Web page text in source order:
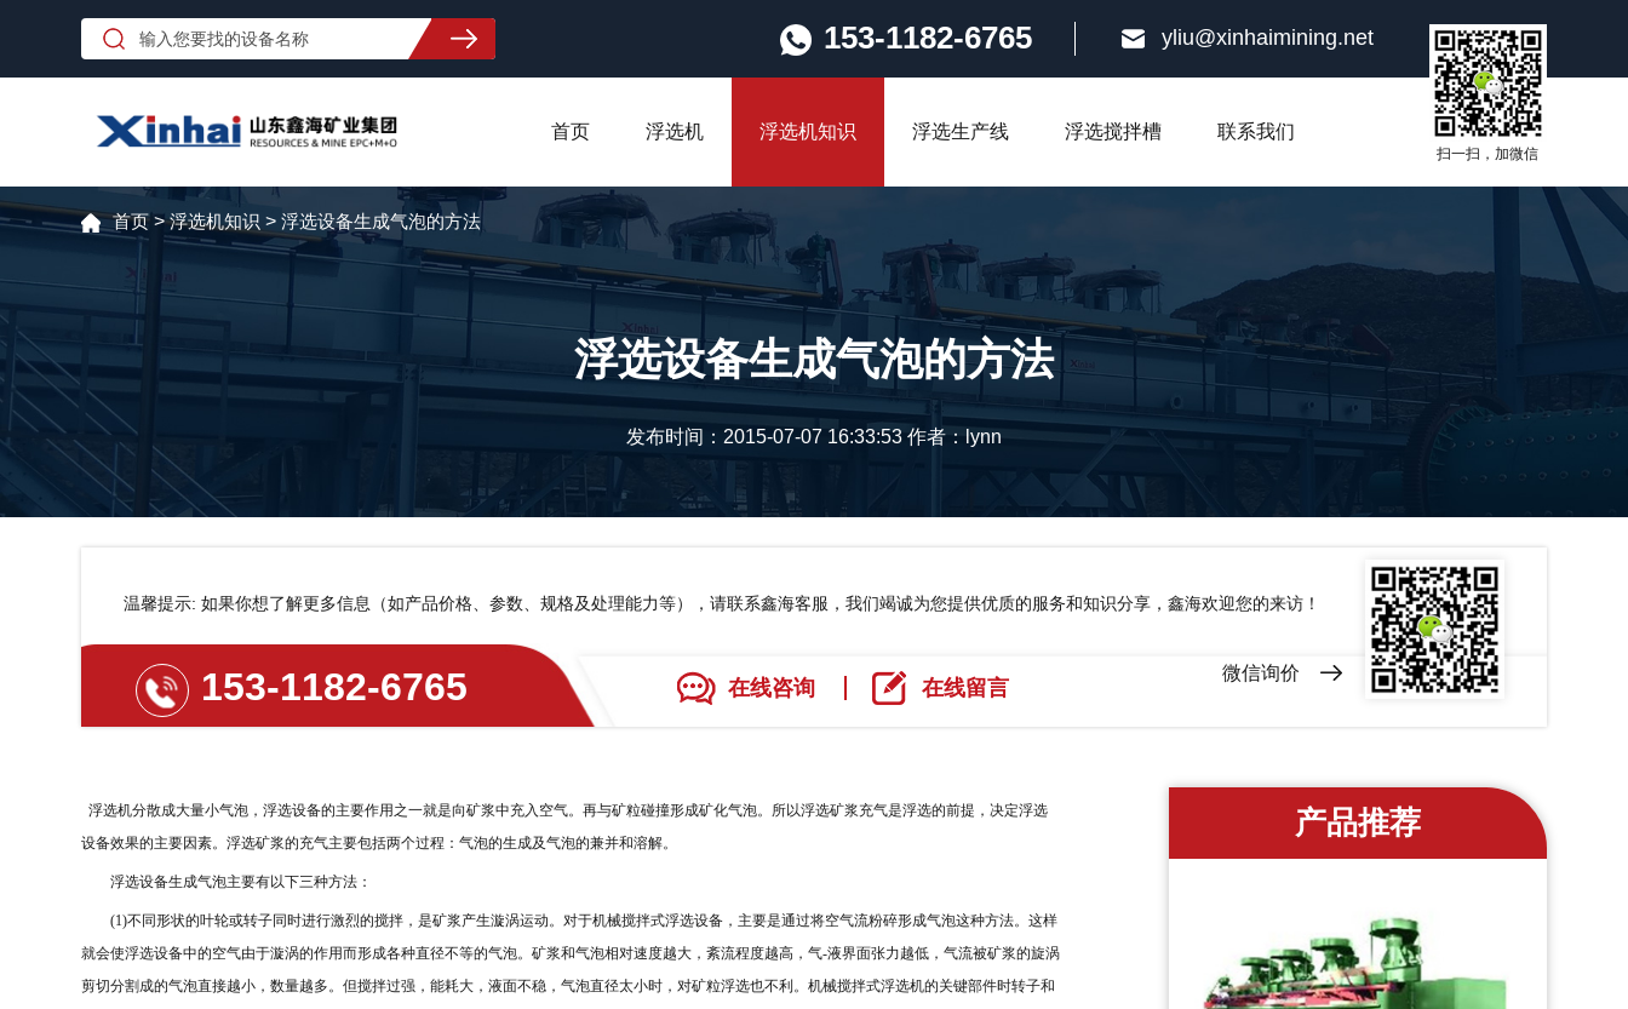
153-1182-6765 yliu@xinhaimining.net
扫一扫，加微信
首页 浮选机 浮选机知识 浮选生产线 浮选搅拌槽 联系我们
首页>浮选机知识 >浮选设备生成气泡的方法
浮选设备生成气泡的方法
发布时间：2015-07-07 16:33:53 作者：lynn
温馨提示: 如果你想了解更多信息（如产品价格、参数、规格及处理能力等），请联系鑫海客服，我们竭诚为您提供优质的服务和知识分享，鑫海欢迎您的来访！
153-1182-6765 在线咨询 在线留言
微信询价
浮选机分散成大量小气泡，浮选设备的主要作用之一就是向矿浆中充入空气。再与矿粒碰撞形成矿化气泡。所以浮选矿浆充气是浮选的前提，决定浮选
设备效果的主要因素。浮选矿浆的充气主要包括两个过程：气泡的生成及气泡的兼并和溶解。
浮选设备生成气泡主要有以下三种方法：
(1)不同形状的叶轮或转子同时进行激烈的搅拌，是矿浆产生漩涡运动。对于机械搅拌式浮选设备，主要是通过将空气流粉碎形成气泡这种方法。这样
就会使浮选设备中的空气由于漩涡的作用而形成各种直径不等的气泡。矿浆和气泡相对速度越大，紊流程度越高，气-液界面张力越低，气流被矿浆的旋涡
剪切分割成的气泡直接越小，数量越多。但搅拌过强，能耗大，液面不稳，气泡直径太小时，对矿粒浮选也不利。机械搅拌式浮选机的关键部件时转子和
产品推荐